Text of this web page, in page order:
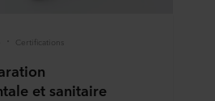
Certifications
et sanitaire